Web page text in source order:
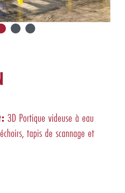
3D Portique videuse à eau
tapis de scannage et